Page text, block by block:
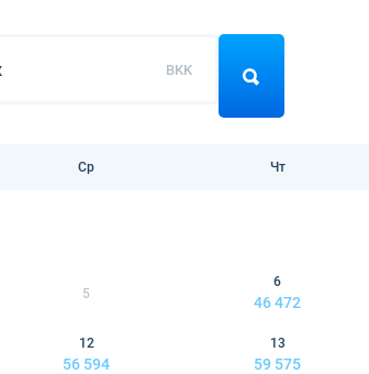
BKK
Ср Чт
5
6
46 472
12
56 594
13
59 575